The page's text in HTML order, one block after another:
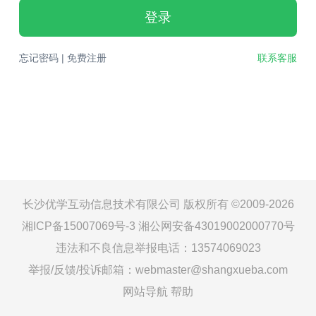
登录
忘记密码| 免费注册 联系客服
长沙优学互动信息技术有限公司 版权所有 ©2009-2026
湘ICP备15007069号-3 湘公网安备43019002000770号
违法和不良信息举报电话：13574069023
举报/反馈/投诉邮箱：webmaster@shangxueba.com
网站导航 帮助